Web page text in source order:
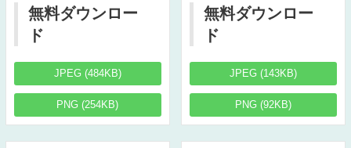
無料ダウンロー
ド
JPEG (484KB)
PNG (254KB)
無料ダウンロー
ド
JPEG (143KB)
PNG (92KB)